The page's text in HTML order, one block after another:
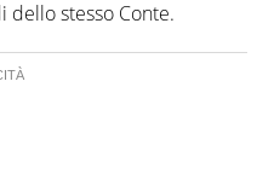
dello stesso Conte.